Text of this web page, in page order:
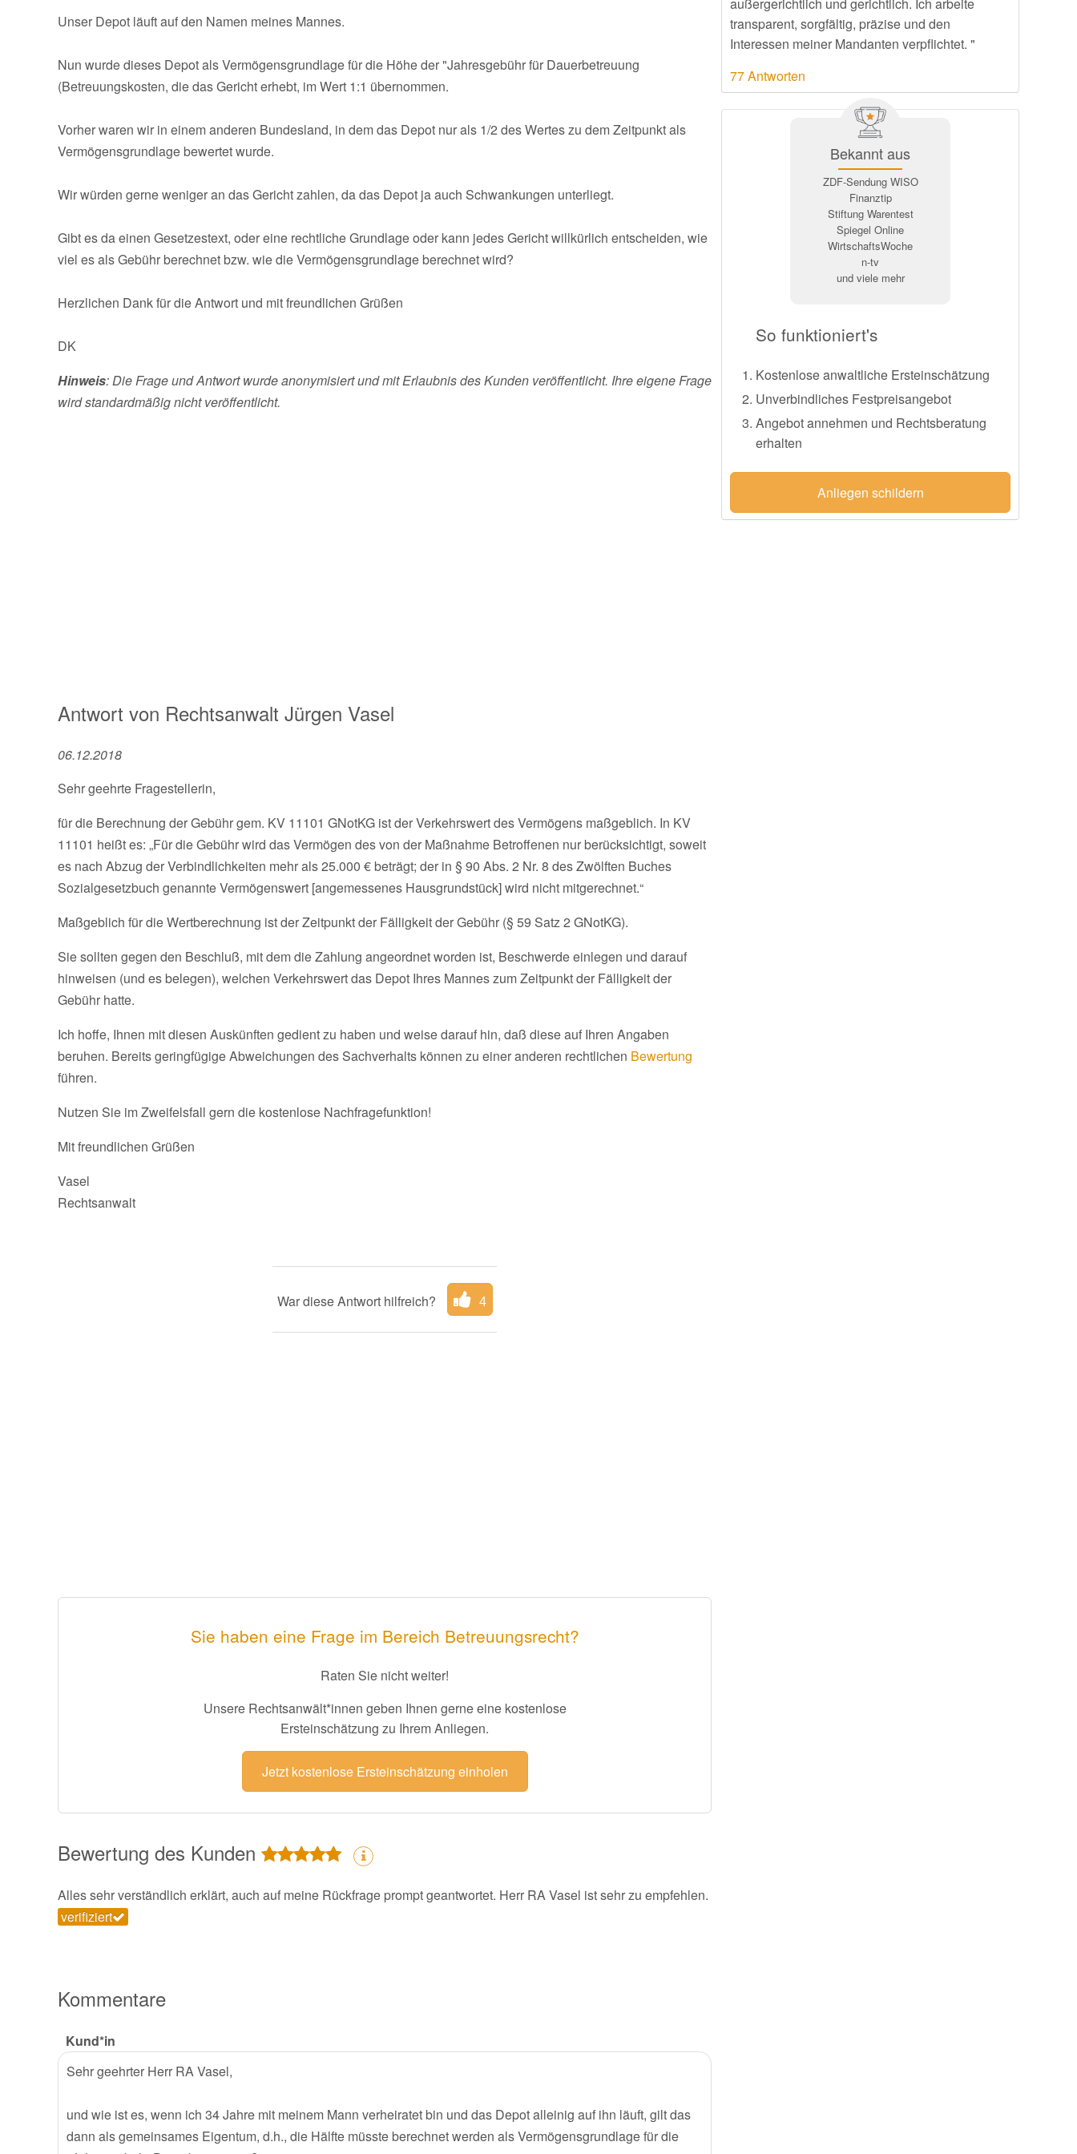
Unser Depot läuft auf den Namen meines Mannes.
Nun wurde dieses Depot als Vermögensgrundlage für die Höhe der "Jahresgebühr für Dauerbetreuung
(Betreuungskosten, die das Gericht erhebt, im Wert 1:1 übernommen.
Vorher waren wir in einem anderen Bundesland, in dem das Depot nur als 1/2 des Wertes zu dem Zeitpunkt als
Vermögensgrundlage bewertet wurde.
Wir würden gerne weniger an das Gericht zahlen, da das Depot ja auch Schwankungen unterliegt.
Gibt es da einen Gesetzestext, oder eine rechtliche Grundlage oder kann jedes Gericht willkürlich entscheiden, wie
viel es als Gebühr berechnet bzw. wie die Vermögensgrundlage berechnet wird?
Herzlichen Dank für die Antwort und mit freundlichen Grüßen
DK
Hinweis: Die Frage und Antwort wurde anonymisiert und mit Erlaubnis des Kunden veröffentlicht. Ihre eigene Frage
wird standardmäßig nicht veröffentlicht.
Antwort von Rechtsanwalt Jürgen Vasel
06.12.2018
Sehr geehrte Fragestellerin,
für die Berechnung der Gebühr gem. KV 11101 GNotKG ist der Verkehrswert des Vermögens maßgeblich. In KV
11101 heißt es: „Für die Gebühr wird das Vermögen des von der Maßnahme Betroffenen nur berücksichtigt, soweit
es nach Abzug der Verbindlichkeiten mehr als 25.000 € beträgt; der in § 90 Abs. 2 Nr. 8 des Zwölften Buches
Sozialgesetzbuch genannte Vermögenswert [angemessenes Hausgrundstück] wird nicht mitgerechnet.“
Maßgeblich für die Wertberechnung ist der Zeitpunkt der Fälligkeit der Gebühr (§ 59 Satz 2 GNotKG).
Sie sollten gegen den Beschluß, mit dem die Zahlung angeordnet worden ist, Beschwerde einlegen und darauf
hinweisen (und es belegen), welchen Verkehrswert das Depot Ihres Mannes zum Zeitpunkt der Fälligkeit der
Gebühr hatte.
Ich hoffe, Ihnen mit diesen Auskünften gedient zu haben und weise darauf hin, daß diese auf Ihren Angaben
beruhen. Bereits geringfügige Abweichungen des Sachverhalts können zu einer anderen rechtlichen Bewertung
führen.
Nutzen Sie im Zweifelsfall gern die kostenlose Nachfragefunktion!
Mit freundlichen Grüßen
Vasel
Rechtsanwalt
War diese Antwort hilfreich? 4
Sie haben eine Frage im Bereich Betreuungsrecht?
Raten Sie nicht weiter!
Unsere Rechtsanwält*innen geben Ihnen gerne eine kostenlose
Ersteinschätzung zu Ihrem Anliegen.
Jetzt kostenlose Ersteinschätzung einholen
Bewertung des Kunden
Alles sehr verständlich erklärt, auch auf meine Rückfrage prompt geantwortet. Herr RA Vasel ist sehr zu empfehlen.
verifiziert
Kommentare
Kund*in
Sehr geehrter Herr RA Vasel,
und wie ist es, wenn ich 34 Jahre mit meinem Mann verheiratet bin und das Depot alleinig auf ihn läuft, gilt das
dann als gemeinsames Eigentum, d.h., die Hälfte müsste berechnet werden als Vermögensgrundlage für die
transparent, sorgfältig, präzise und den
Interessen meiner Mandanten verpflichtet. "
77 Antworten
Bekannt aus
ZDF-Sendung WISO
Finanztip
Stiftung Warentest
Spiegel Online
WirtschaftsWoche
n-tv
und viele mehr
So funktioniert's
Kostenlose anwaltliche Ersteinschätzung
Unverbindliches Festpreisangebot
Angebot annehmen und Rechtsberatung
erhalten
Anliegen schildern